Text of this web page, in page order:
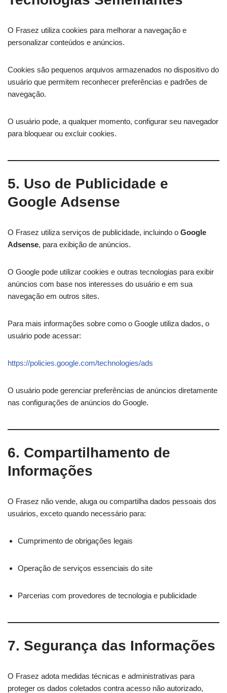
O Frasez utiliza cookies para melhorar a navegação e
personalizar conteúdos e anúncios.
Cookies são pequenos arquivos armazenados no dispositivo do
usuário que permitem reconhecer preferências e padrões de
navegação.
O usuário pode, a qualquer momento, configurar seu navegador
para bloquear ou excluir cookies.
5. Uso de Publicidade e
Google Adsense
O Frasez utiliza serviços de publicidade, incluindo o Google
Adsense, para exibição de anúncios.
O Google pode utilizar cookies e outras tecnologias para exibir
anúncios com base nos interesses do usuário e em sua
navegação em outros sites.
Para mais informações sobre como o Google utiliza dados, o
usuário pode acessar:
https://policies.google.com/technologies/ads
O usuário pode gerenciar preferências de anúncios diretamente
nas configurações de anúncios do Google.
6. Compartilhamento de
Informações
O Frasez não vende, aluga ou compartilha dados pessoais dos
usuários, exceto quando necessário para:
Cumprimento de obrigações legais
Operação de serviços essenciais do site
Parcerias com provedores de tecnologia e publicidade
7. Segurança das Informações
O Frasez adota medidas técnicas e administrativas para
proteger os dados coletados contra acesso não autorizado,